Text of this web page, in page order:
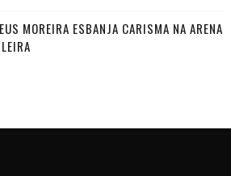
MOREIRA ESBANJA CARISMA NA ARENA